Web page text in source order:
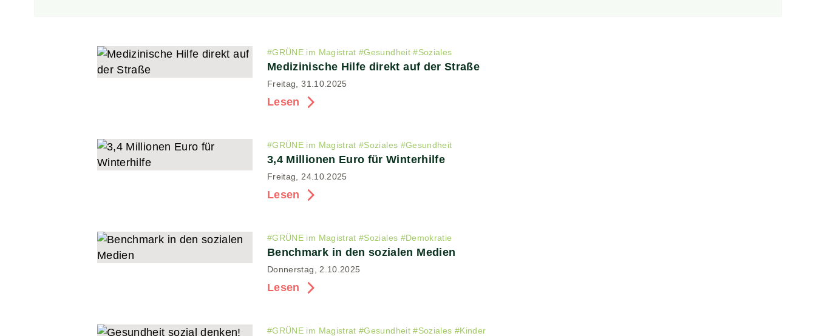
#GRÜNE im Magistrat #Gesundheit #Soziales
Medizinische Hilfe direkt auf der Straße
Freitag, 31.10.2025
Lesen
#GRÜNE im Magistrat #Soziales #Gesundheit
3,4 Millionen Euro für Winterhilfe
Freitag, 24.10.2025
Lesen
#GRÜNE im Magistrat #Soziales #Demokratie
Benchmark in den sozialen Medien
Donnerstag, 2.10.2025
Lesen
#GRÜNE im Magistrat #Gesundheit #Soziales #Kinder